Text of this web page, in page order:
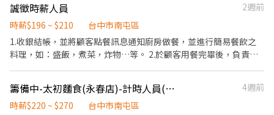
飲內場： ．擔任廚師的助手，處理烹飪前與烹飪中之準備工作與其
他餐廳相關事務。 ．負責洗、剝、削、切各種食材。 ．負責清理工
作環境、設備和餐具。 ．準備不同餐點所需要的食材。 ．協助測量
食材的容量與重量。 ．負責擺盤、打包外帶服務。
誠徵時薪人員
2週前
時薪$196 ~ $210
台中市南屯區
1.收銀結帳，並將顧客點餐訊息通知廚房做餐，並進行簡易餐飲之
料理，如：盛飯，煮菜，炸物…等。 2.於顧客用餐完畢後，負責收
籌備中-太初麵食(永春店)-計時人員(早班/晚班)
4週前
時薪$220 ~ $270
台中市南屯區